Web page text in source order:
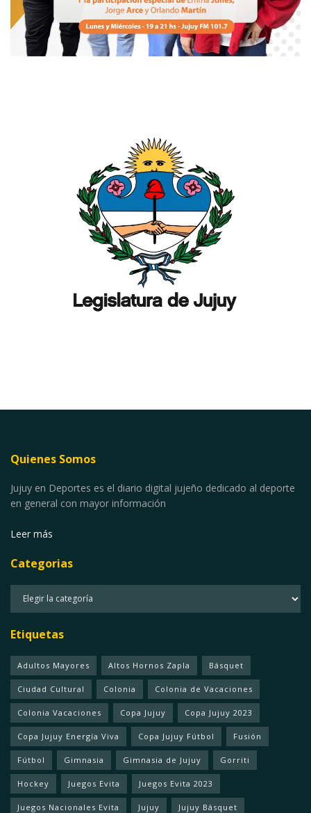
Quienes Somos
Jujuy en Deportes es el diario digital jujeño dedicado al deporte
en general con mayor información
Leer más
Categorias
Etiquetas
Adultos Mayores Altos Hornos Zapla Básquet
Ciudad Cultural Colonia Colonia de Vacaciones
Colonia Vacaciones Copa Jujuy Copa Jujuy 2023
Copa Jujuy Energía Viva Copa Jujuy Fútbol Fusión
Fútbol Gimnasia Gimnasia de Jujuy Gorriti
Hockey Juegos Evita Juegos Evita 2023
Juegos Nacionales Evita Jujuy Jujuy Básquet